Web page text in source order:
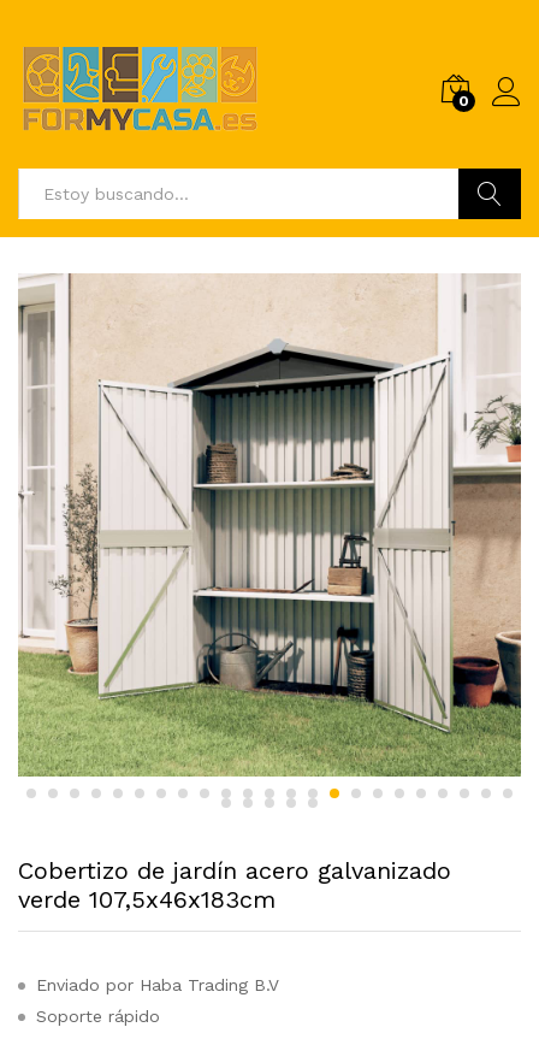
0
Cobertizo de jardín acero galvanizado
verde 107,5x46x183cm
Enviado por Haba Trading B.V
Soporte rápido